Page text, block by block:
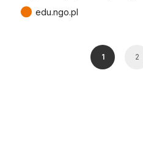
● edu.ngo.pl
1 2